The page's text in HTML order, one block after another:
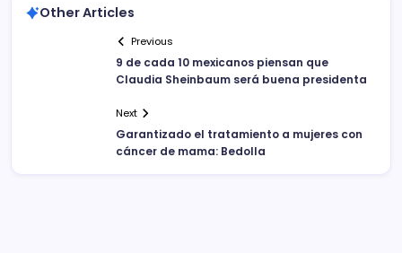
Other Articles
Previous
9 de cada 10 mexicanos piensan que
Claudia Sheinbaum será buena presidenta
Next
Garantizado el tratamiento a mujeres con
cáncer de mama: Bedolla